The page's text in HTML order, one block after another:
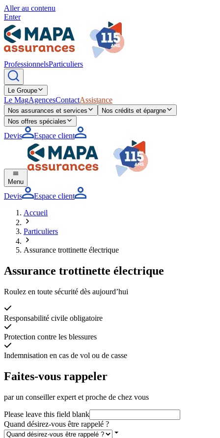
Aller au contenu
Enter
ProfessionnelsParticuliers
Le Groupe
Le MagAgencesContactAssistance
Nos assurances et services
Nos crédits et épargne
Nos offres spéciales
Devis Espace client
Menu
Devis
Espace client
Accueil
Particuliers
Assurance trottinette électrique
Assurance trottinette électrique
Roulez en toute sécurité dès aujourd’hui
Responsabilité civile obligatoire
Protection contre les blessures
Indemnisation en cas de vol ou de casse
Faites-vous rappeler
par un conseiller expert et proche de chez vous
Please leave this field blank
Quand désirez-vous être rappelé ?